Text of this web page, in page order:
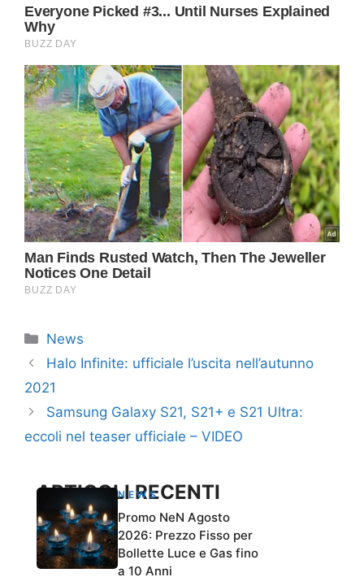
Categorie
News
Halo Infinite: ufficiale l’uscita nell’autunno
2021
Samsung Galaxy S21, S21+ e S21 Ultra:
eccoli nel teaser ufficiale – VIDEO
ARTICOLI RECENTI
NEWS
Promo NeN Agosto
2026: Prezzo Fisso per
Bollette Luce e Gas fino
a 10 Anni